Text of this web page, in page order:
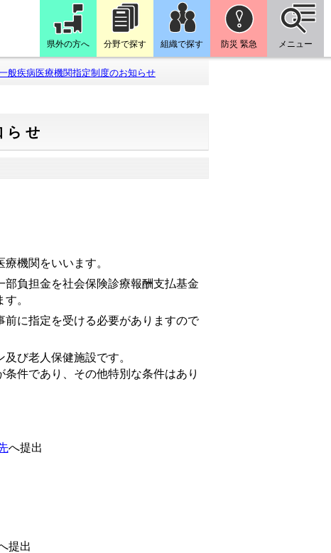
県外の方へ 分野で探す 組織で探す 防災 緊急 メニュー
般疾病医療機関指定制度のお知らせ
らせ
機関をいいます。
負担金を社会保険診療報酬支払基金
。
に指定を受ける必要がありますので
び老人保健施設です。
件であり、その他特別な条件はあり
へ提出
提出